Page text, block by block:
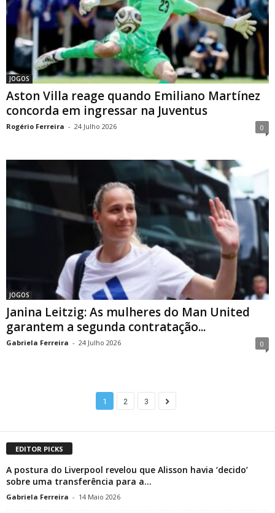
JOGOS
Aston Villa reage quando Emiliano Martínez
concorda em ingressar na Juventus
Rogério Ferreira - 24 Julho 2026 0
JOGOS
Janina Leitzig: As mulheres do Man United
garantem a segunda contratação...
Gabriela Ferreira - 24 Julho 2026 0
1 2 3
EDITOR PICKS
A postura do Liverpool revelou que Alisson havia ‘decido’
sobre uma transferência para a...
Gabriela Ferreira - 14 Maio 2026